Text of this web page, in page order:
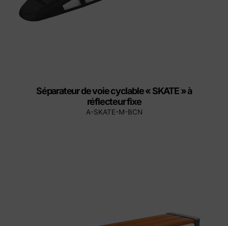
Séparateur de voie cyclable « SKATE » à
réflecteur fixe
A-SKATE-M-BCN